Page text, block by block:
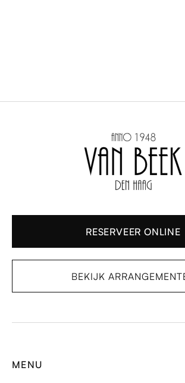
RESERVEER ONLINE
BEKIJK
MENU